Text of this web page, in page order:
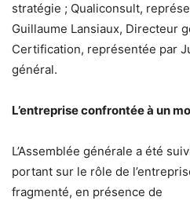
stratégie ; Qualiconsult,
Guillaume Lansiaux, Directeur
Certification, représentée par
général.
L’entreprise confrontée à un
L’Assemblée générale a été
portant sur le rôle de
fragmenté, en présence de